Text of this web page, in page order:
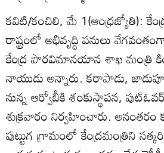
కవిటి/కంచిలి, మే 1(ఆంధ్రజ్యోతి):
రాష్ట్రంలో అభివృద్ధి పనులు
కేంద్ర పౌరవిమానయాన శాఖ మంత్రి
నాయుడు అన్నారు. కరాపాడు,
నున్న ఆర్వోబీకి శంకుస్థాపన,
శుక్రవారం నిర్వహించారు.
పుట్టుగ గ్రామంలో కేంద్రమంత్రిని